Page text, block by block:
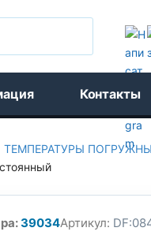
Контакты
ТЕМПЕРАТУРЫ
39034Артикул: